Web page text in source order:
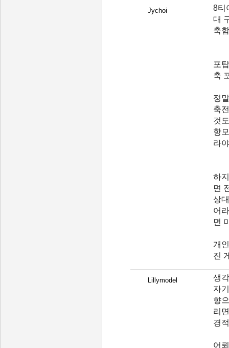
Jychoi
8티
대
축
포
축
정
축
것
항
라
하
면
상
어
면
개
진
Lillymodel
생
자
향
리
경
어